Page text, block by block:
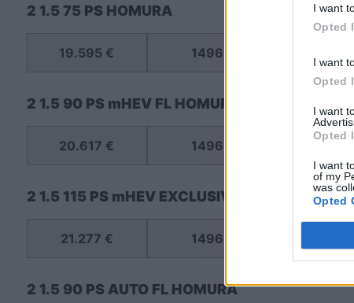
I want
Opted
I want
Opted
I want
Opted
I want
of my
was
Opted
2 1.5 75 PS HOMURA
19.595 € 1496
2 1.5 90 PS mHEV FL HOMURA
20.617 € 1496 90
2 1.5 115 PS mHEV EXCLUSIVE-LINE
21.277 € 1496
2 1.5 90 PS AUTO FL HOMURA